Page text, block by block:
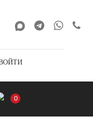
0